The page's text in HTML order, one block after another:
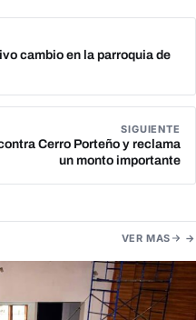
cambio en la parroquia de
SIGUIENTE
Cerro Porteño y reclama
un monto importante
VER MAS